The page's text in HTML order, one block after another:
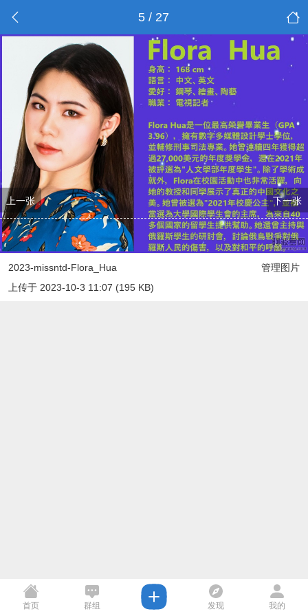
5 / 27
上一张 下一张
管理图片
2023-missntd-Flora_Hua
上传于 2023-10-3 11:07 (195 KB)
首页 群组 发现 我的